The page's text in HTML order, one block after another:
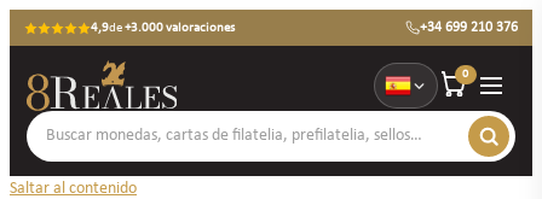
4,9de+3.000 valoraciones +34 699 210 376
0
Saltar al contenido